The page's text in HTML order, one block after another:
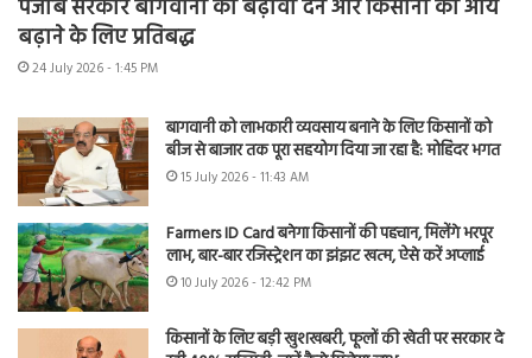
पंजाब सरकार बागवानी को बढ़ावा देने और किसानों की आय
बढ़ाने के लिए प्रतिबद्ध
24 July 2026 - 1:45 PM
बागवानी को लाभकारी व्यवसाय बनाने के लिए किसानों को
बीज से बाजार तक पूरा सहयोग दिया जा रहा है: मोहिंदर भगत
15 July 2026 - 11:43 AM
Farmers ID Card बनेगा किसानों की पहचान, मिलेंगे भरपूर
लाभ, बार-बार रजिस्ट्रेशन का झंझट खत्म, ऐसे करें अप्लाई
10 July 2026 - 12:42 PM
किसानों के लिए बड़ी खुशखबरी, फूलों की खेती पर सरकार दे